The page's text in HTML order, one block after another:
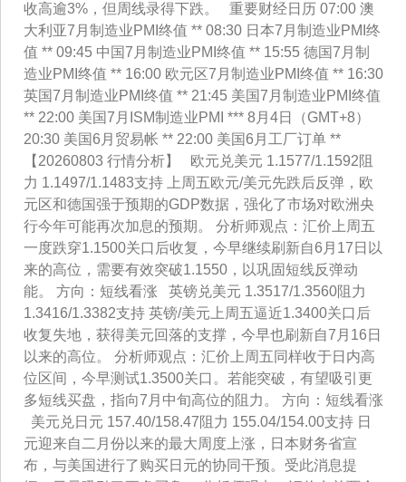
收高逾3%，但周线录得下跌。 重要财经日历 07:00 澳
大利亚7月制造业PMI终值 ** 08:30 日本7月制造业PMI终
值 ** 09:45 中国7月制造业PMI终值 ** 15:55 德国7月制
造业PMI终值 ** 16:00 欧元区7月制造业PMI终值 ** 16:30
英国7月制造业PMI终值 ** 21:45 美国7月制造业PMI终值
** 22:00 美国7月ISM制造业PMI *** 8月4日（GMT+8）
20:30 美国6月贸易帐 ** 22:00 美国6月工厂订单 **
【20260803 行情分析】 欧元兑美元 1.1577/1.1592阻
力 1.1497/1.1483支持 上周五欧元/美元先跌后反弹，欧
元区和德国强于预期的GDP数据，强化了市场对欧洲央
行今年可能再次加息的预期。 分析师观点：汇价上周五
一度跌穿1.1500关口后收复，今早继续刷新自6月17日以
来的高位，需要有效突破1.1550，以巩固短线反弹动
能。 方向：短线看涨 英镑兑美元 1.3517/1.3560阻力
1.3416/1.3382支持 英镑/美元上周五逼近1.3400关口后
收复失地，获得美元回落的支撑，今早也刷新自7月16日
以来的高位。 分析师观点：汇价上周五同样收于日内高
位区间，今早测试1.3500关口。若能突破，有望吸引更
多短线买盘，指向7月中旬高位的阻力。 方向：短线看涨
美元兑日元 157.40/158.47阻力 155.04/154.00支持 日
元迎来自二月份以来的最大周度上涨，日本财务省宣
布，与美国进行了购买日元的协同干预。受此消息提